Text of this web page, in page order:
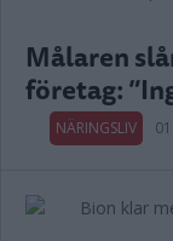
Målaren
företag:
NÄRINGSLIV